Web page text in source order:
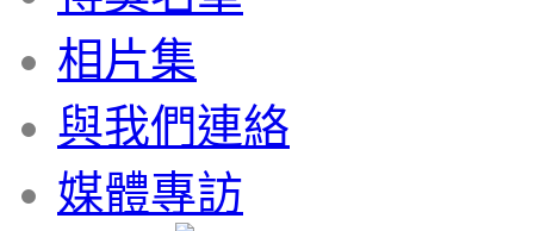
相片集
與我們連絡
媒體專訪